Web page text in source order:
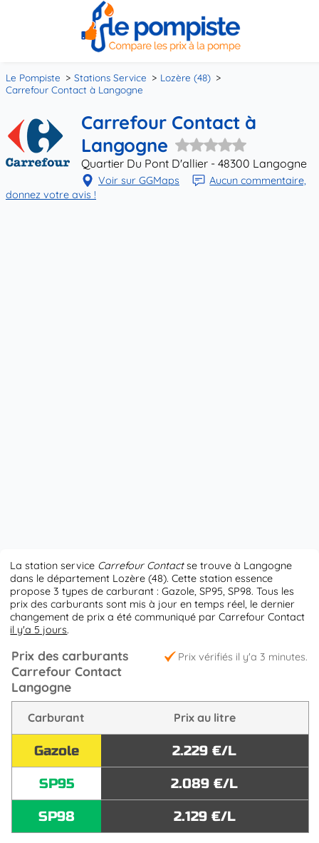
Le Pompiste Stations Service
Lozère (48)
Carrefour Contact à Langogne
Carrefour Contact à
Langogne
Quartier Du Pont D'allier - 48300 Langogne
Voir sur GGMaps
Aucun commentaire,
donnez votre avis !
La station service Carrefour Contactse trouve à Langogne
dans le département Lozère (48). Cette station essence
propose 3 types de carburant : Gazole, SP95, SP98. Tous les
prix des carburants sont mis à jour en temps réel, le dernier
changement de prix a été communiqué par Carrefour Contact
il y'a 5 jours.
Prix vérifiés il y'a 3 minutes.
Prix des carburants
Carrefour Contact
Langogne
Carburant Prix au litre
Gazole
2.229 €/L
SP95
2.089 €/L
SP98
2.129 €/L